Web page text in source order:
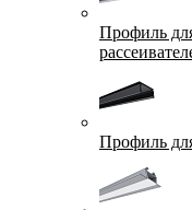
Профиль
Профиль